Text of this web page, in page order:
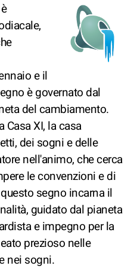
e il
è governato dal
del cambiamento.
Casa XI, la casa
dei sogni e delle
nell'animo, che cerca
le convenzioni e di
segno incarna il
guidato dal pianeta
e impegno per la
prezioso nelle
nei sogni.